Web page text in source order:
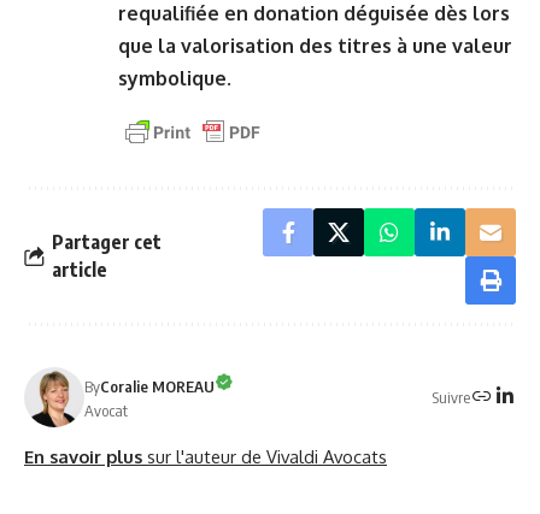
requalifiée en donation déguisée dès lors
que la valorisation des titres à une valeur
symbolique.
Partager cet
article
ByCoralie MOREAU
Avocat
Suivre
En savoir plus sur l'auteur de Vivaldi Avocats